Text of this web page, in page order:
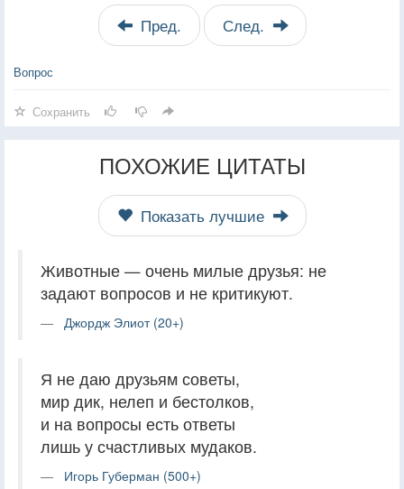
Пред. След.
Вопрос
Сохранить
ПОХОЖИЕ ЦИТАТЫ
Показать лучшие
Животные — очень милые друзья: не
задают вопросов и не критикуют.
Джордж Элиот (20+)
Я не даю друзьям советы,
мир дик, нелеп и бестолков,
и на вопросы есть ответы
лишь у счастливых мудаков.
Игорь Губерман (500+)